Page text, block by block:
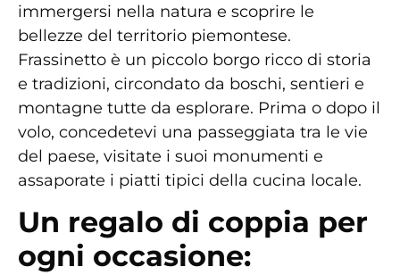
immergersi nella natura e scoprire le
bellezze del territorio piemontese.
Frassinetto è un piccolo borgo ricco di storia
e tradizioni, circondato da boschi, sentieri e
montagne tutte da esplorare. Prima o dopo il
volo, concedetevi una passeggiata tra le vie
del paese, visitate i suoi monumenti e
assaporate i piatti tipici della cucina locale.
Un regalo di coppia per
ogni occasione: